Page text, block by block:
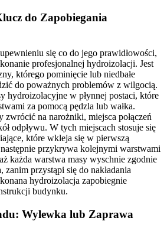
do Zapobiegania
się co do jego prawidłowości,
profesjonalnej hydroizolacji. Jest
którego pominięcie lub niedbałe
do poważnych problemów z wilgocią.
hydroizolacyjne w płynnej postaci, które
za pomocą pędzla lub wałka.
zwrócić na narożniki, miejsca połączeń
odpływu. W tych miejscach stosuje się
które wkleja się w pierwszą
przykrywa kolejnymi warstwami
każda warstwa masy wyschnie zgodnie
zanim przystąpi się do nakładania
hydroizolacja zapobiegnie
budynku.
Wylewka lub Zaprawa